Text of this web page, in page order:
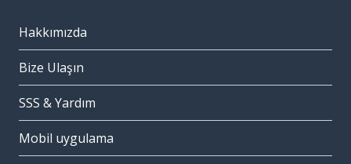
Hakkımızda
Bize Ulaşın
SSS & Yardım
Mobil uygulama